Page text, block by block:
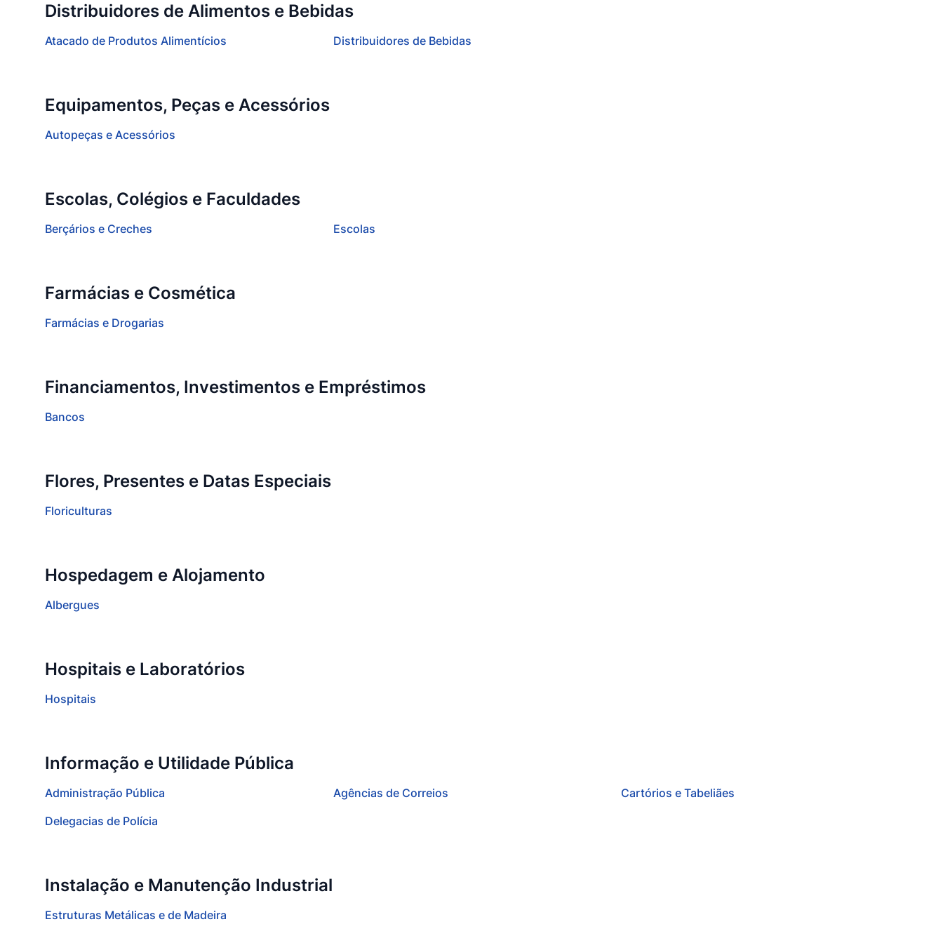
Distribuidores de Alimentos e Bebidas
Atacado de Produtos Alimentícios Distribuidores de Bebidas
Equipamentos, Peças e Acessórios
Autopeças e Acessórios
Escolas, Colégios e Faculdades
Berçários e Creches Escolas
Farmácias e Cosmética
Farmácias e Drogarias
Financiamentos, Investimentos e Empréstimos
Bancos
Flores, Presentes e Datas Especiais
Floriculturas
Hospedagem e Alojamento
Albergues
Hospitais e Laboratórios
Hospitais
Informação e Utilidade Pública
Administração Pública Agências de Correios
Cartórios e Tabeliães
Delegacias de Polícia
Instalação e Manutenção Industrial
Estruturas Metálicas e de Madeira